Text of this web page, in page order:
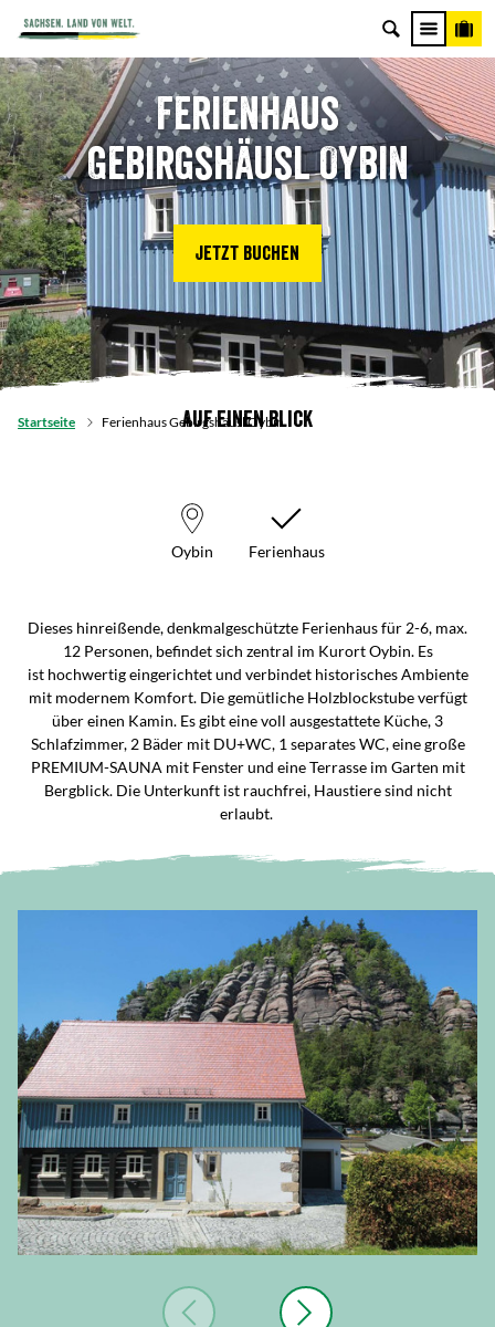
Ferienhaus
Gebirgshäusl Oybin
Jetzt buchen
Startseite Ferienhaus Gebirgshäusl Oybin
Auf einen Blick
Oybin Ferienhaus
Dieses hinreißende, denkmalgeschützte Ferienhaus für 2-6, max.
12 Personen, befindet sich zentral im Kurort Oybin. Es
ist hochwertig eingerichtet und verbindet historisches Ambiente
mit modernem Komfort. Die gemütliche Holzblockstube verfügt
über einen Kamin. Es gibt eine voll ausgestattete Küche, 3
Schlafzimmer, 2 Bäder mit DU+WC, 1 separates WC, eine große
PREMIUM-SAUNA mit Fenster und eine Terrasse im Garten mit
Bergblick. Die Unterkunft ist rauchfrei, Haustiere sind nicht
erlaubt.